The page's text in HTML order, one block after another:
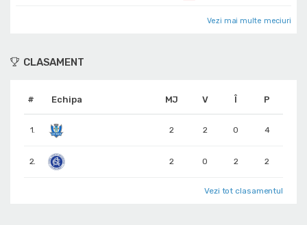
Vezi mai multe meciuri
CLASAMENT
# Echipa MJ V Î P
1. 2 2 0 4
2. 2 0 2 2
Vezi tot clasamentul